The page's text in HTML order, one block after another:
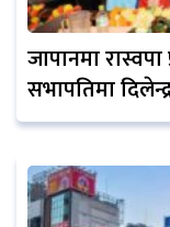
जापानमा
सभापतिमा